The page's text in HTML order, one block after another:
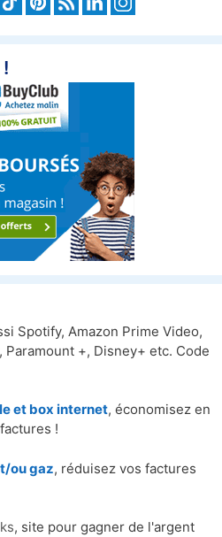
Spotify, Amazon Prime Video,
+, Disney+ etc. Code
et box internet, économisez en
!
ou gaz, réduisez vos factures
, site pour gagner de l'argent